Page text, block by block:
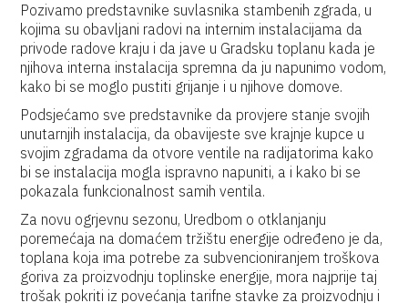
Pozivamo predstavnike suvlasnika stambenih zgrada, u
kojima su obavljani radovi na internim instalacijama da
privode radove kraju i da jave u Gradsku toplanu kada je
njihova interna instalacija spremna da ju napunimo vodom,
kako bi se moglo pustiti grijanje i u njihove domove.
Podsjećamo sve predstavnike da provjere stanje svojih
unutarnjih instalacija, da obavijeste sve krajnje kupce u
svojim zgradama da otvore ventile na radijatorima kako
bi se instalacija mogla ispravno napuniti, a i kako bi se
pokazala funkcionalnost samih ventila.
Za novu ogrjevnu sezonu, Uredbom o otklanjanju
poremećaja na domaćem tržištu energije određeno je da,
toplana koja ima potrebe za subvencioniranjem troškova
goriva za proizvodnju toplinske energije, mora najprije taj
trošak pokriti iz povećanja tarifne stavke za proizvodnju i